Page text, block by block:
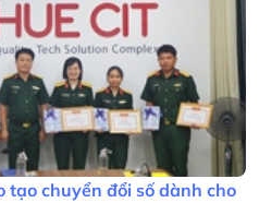
tạo chuyển đổi số dành cho